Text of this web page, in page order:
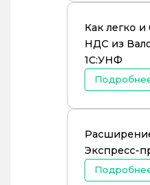
Как легко и
НДС из
1С:УНФ
Экспресс-